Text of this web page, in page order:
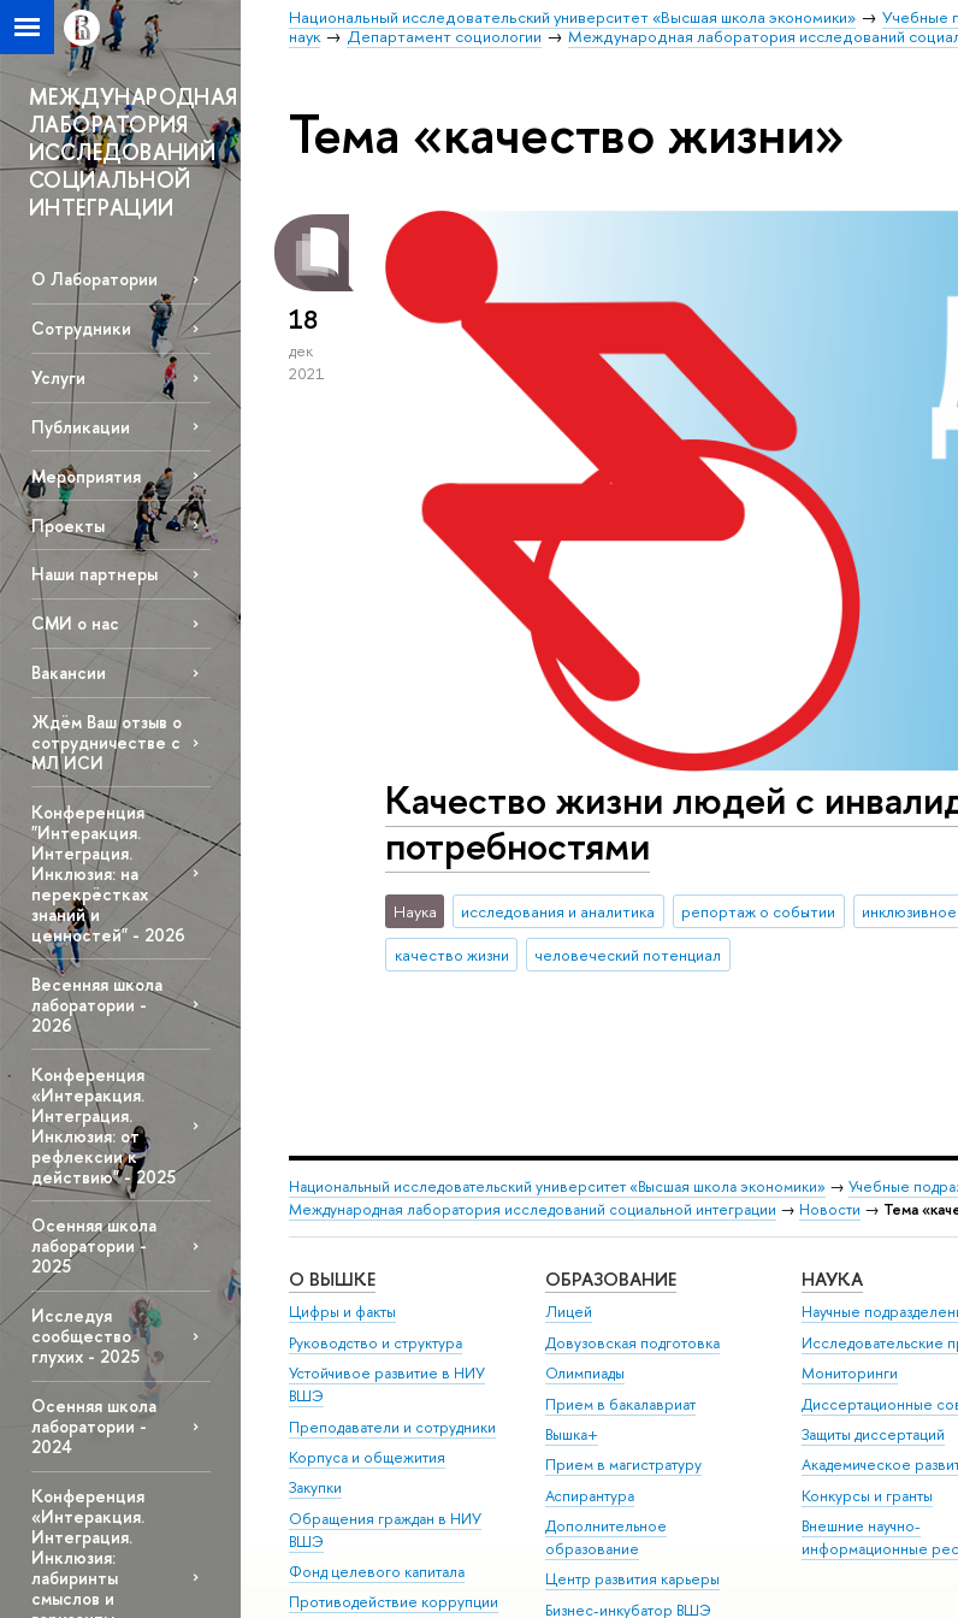
Национальный исследовательский университет «Высшая школа экономики» Учебные
наук
Департамент социологии Международная лаборатория исследований
МЕЖДУНАРОДНАЯ
ЛАБОРАТОРИЯ
ИССЛЕДОВАНИЙ
СОЦИАЛЬНОЙ
ИНТЕГРАЦИИ
О Лаборатории
Сотрудники
Услуги
Публикации
Мероприятия
Проекты
Наши партнеры
СМИ о нас
Вакансии
Ждём Ваш отзыв о
сотрудничестве с
МЛ ИСИ
Конференция
"Интеракция.
Интеграция.
Инклюзия: на
перекрёстках
знаний и
ценностей" - 2026
Весенняя школа
лаборатории -
2026
Конференция
«Интеракция.
Интеграция.
Инклюзия: от
рефлексии к
действию" - 2025
Осенняя школа
лаборатории -
2025
Исследуя
сообщество
глухих - 2025
Осенняя школа
лаборатории -
2024
Конференция
«Интеракция.
Интеграция.
Инклюзия:
лабиринты
смыслов и
Тема «качество жизни»
18
дек
2021
Качество жизни людей с
потребностями
Наука исследования и аналитика репортаж о событии
качество жизни
человеческий потенциал
Национальный исследовательский университет «Высшая школа экономики» → Учебные
Международная лаборатория исследований социальной интеграции → Новости → Тема
О ВЫШКЕ
Цифры и факты
Руководство и структура
Устойчивое развитие в НИУ
ВШЭ
Преподаватели и сотрудники
Корпуса и общежития
Закупки
Обращения граждан в НИУ
ВШЭ
Фонд целевого капитала
Противодействие коррупции
ОБРАЗОВАНИЕ
Лицей
Довузовская подготовка
Олимпиады
Прием в бакалавриат
Вышка+
Прием в магистратуру
Аспирантура
Дополнительное
образование
Центр развития карьеры
Бизнес-инкубатор ВШЭ
НАУКА
Научные
Исследовательские
Мониторинги
Диссертационные
Защиты диссертаций
Академическое
Конкурсы и гранты
Внешние научно-
информационные